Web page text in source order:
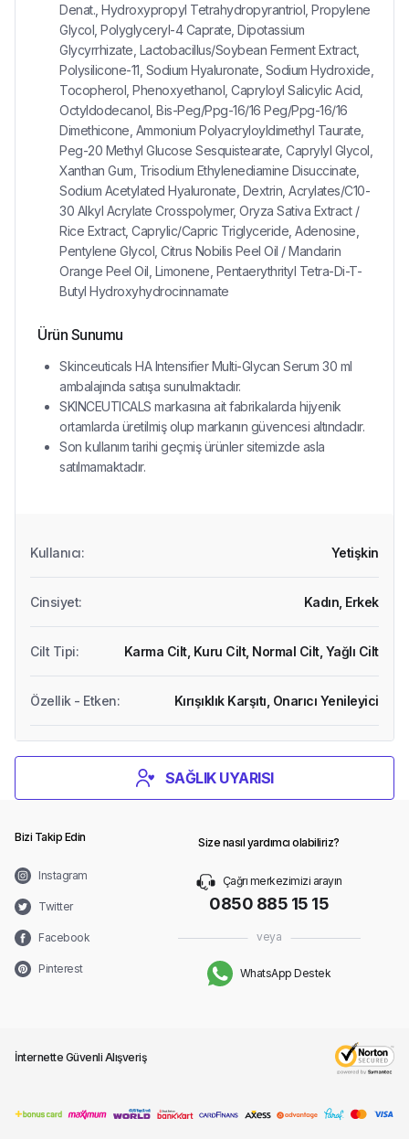
Denat., Hydroxypropyl Tetrahydropyrantriol, Propylene
Glycol, Polyglyceryl-4 Caprate, Dipotassium
Glycyrrhizate, Lactobacillus/Soybean Ferment Extract,
Polysilicone-11, Sodium Hyaluronate, Sodium Hydroxide,
Tocopherol, Phenoxyethanol, Capryloyl Salicylic Acid,
Octyldodecanol, Bis-Peg/Ppg-16/16 Peg/Ppg-16/16
Dimethicone, Ammonium Polyacryloyldimethyl Taurate,
Peg-20 Methyl Glucose Sesquistearate, Caprylyl Glycol,
Xanthan Gum, Trisodium Ethylenediamine Disuccinate,
Sodium Acetylated Hyaluronate, Dextrin, Acrylates/C10-
30 Alkyl Acrylate Crosspolymer, Oryza Sativa Extract /
Rice Extract, Caprylic/Capric Triglyceride, Adenosine,
Pentylene Glycol, Citrus Nobilis Peel Oil / Mandarin
Orange Peel Oil, Limonene, Pentaerythrityl Tetra-Di-T-
Butyl Hydroxyhydrocinnamate
Ürün Sunumu
Skinceuticals HA Intensifier Multi-Glycan Serum 30 ml
ambalajında satışa sunulmaktadır.
SKINCEUTICALS markasına ait fabrikalarda hijyenik
ortamlarda üretilmiş olup markanın güvencesi altındadır.
Son kullanım tarihi geçmiş ürünler sitemizde asla
satılmamaktadır.
Kullanıcı: Yetişkin
Cinsiyet: Kadın, Erkek
Cilt Tipi: Karma Cilt, Kuru Cilt, Normal Cilt, Yağlı Cilt
Özellik - Etken: Kırışıklık Karşıtı, Onarıcı Yenileyici
SAĞLIK UYARISI
Bizi Takip Edin
Instagram
Twitter
Facebook
Pinterest
Size nasıl yardımcı olabiliriz?
Çağrı merkezimizi arayın
0850 885 15 15
veya
WhatsApp Destek
İnternette Güvenli Alışveriş